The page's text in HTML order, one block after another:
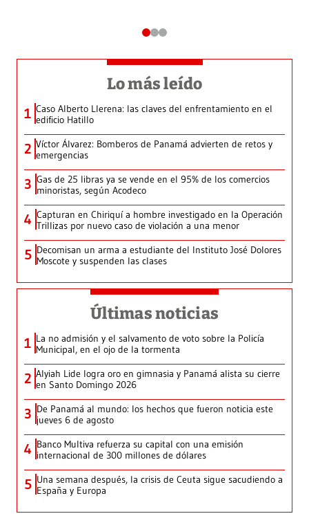
Lo más leído
1 Caso Alberto Llerena: las claves del enfrentamiento en el
edificio Hatillo
2 Víctor Álvarez: Bomberos de Panamá advierten de retos y
emergencias
3 Gas de 25 libras ya se vende en el 95% de los comercios
minoristas, según Acodeco
4 Capturan en Chiriquí a hombre investigado en la Operación
Trillizas por nuevo caso de violación a una menor
5 Decomisan un arma a estudiante del Instituto José Dolores
Moscote y suspenden las clases
Últimas noticias
1 La no admisión y el salvamento de voto sobre la Policía
Municipal, en el ojo de la tormenta
2 Alyiah Lide logra oro en gimnasia y Panamá alista su cierre
en Santo Domingo 2026
3 De Panamá al mundo: los hechos que fueron noticia este
jueves 6 de agosto
4 Banco Multiva refuerza su capital con una emisión
internacional de 300 millones de dólares
5 Una semana después, la crisis de Ceuta sigue sacudiendo a
España y Europa